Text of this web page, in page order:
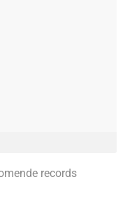
records